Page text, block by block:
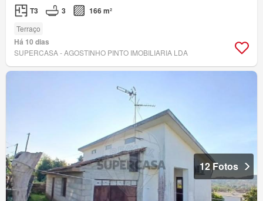
T3 3 166 m²
Terraço
Há 10 dias
SUPERCASA - AGOSTINHO PINTO IMOBILIARIA LDA
12 Fotos